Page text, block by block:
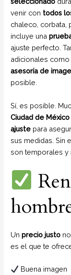
venir con todos
chaleco, corbata,
incluye una
ajuste perfecto.
adicionales
asesoría de
posible.
Sí, es posible.
Ciudad de México
ajuste para
sus medidas. Sin
son temporales y
Unprecio justo
es el que te
Buena imagen